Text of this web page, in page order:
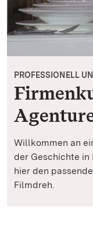
PROFESSIONELL
Willkommen an
der Geschichte in
hier den
Filmdreh.